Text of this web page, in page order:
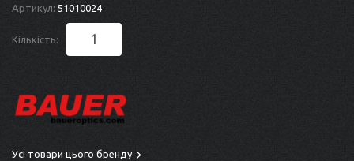
Артикул: 51010024
Кількість:
Усі товари цього бренду